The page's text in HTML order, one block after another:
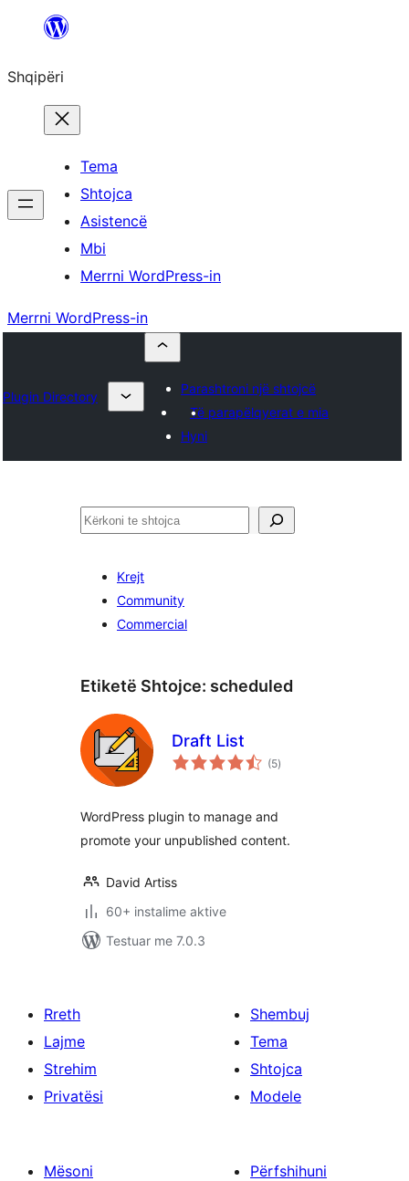
Hidhu
lënda
Shqipëri
Tema
Shtojca
Asistencë
Mbi
Merrni WordPress-in
Merrni WordPress-in
Plugin Directory
Parashtroni një shtojcë
Të parapëlqyerat e mia
Hyni
Kërko
Krejt
Community
Commercial
Etiketë Shtojce: scheduled
Draft List
(5vlerësime
gjithsej
)
WordPress plugin to manage and
promote your unpublished content.
David Artiss
60+ instalime aktive
Testuar me 7.0.3
Rreth
Lajme
Strehim
Privatësi
Shembuj
Tema
Shtojca
Modele
Mësoni
Përfshihuni